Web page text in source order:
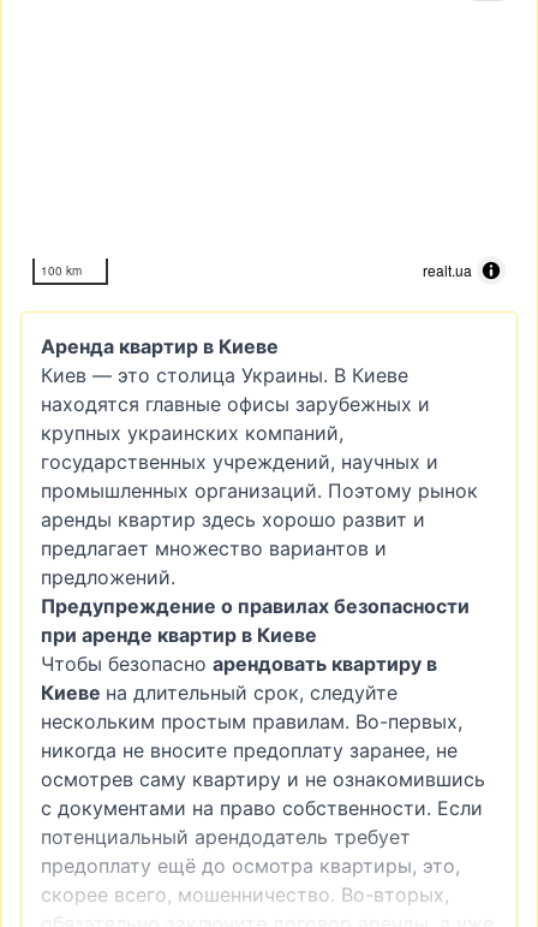
100 km realt.ua
Аренда квартир в Киеве
Киев — это столица Украины. В Киеве
находятся главные офисы зарубежных и
крупных украинских компаний,
государственных учреждений, научных и
промышленных организаций. Поэтому рынок
аренды квартир здесь хорошо развит и
предлагает множество вариантов и
предложений.
Предупреждение о правилах безопасности
при аренде квартир в Киеве
Чтобы безопасно арендовать квартиру в
Киеве на длительный срок, следуйте
нескольким простым правилам. Во-первых,
никогда не вносите предоплату заранее, не
осмотрев саму квартиру и не ознакомившись
с документами на право собственности. Если
потенциальный арендодатель требует
предоплату ещё до осмотра квартиры, это,
скорее всего, мошенничество. Во-вторых,